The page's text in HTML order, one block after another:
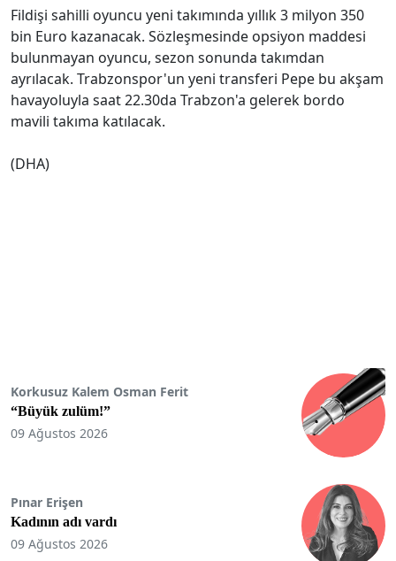
Fildişi sahilli oyuncu yeni takımında yıllık 3 milyon 350
bin Euro kazanacak. Sözleşmesinde opsiyon maddesi
bulunmayan oyuncu, sezon sonunda takımdan
ayrılacak. Trabzonspor'un yeni transferi Pepe bu akşam
havayoluyla saat 22.30da Trabzon'a gelerek bordo
mavili takıma katılacak.
(DHA)
Korkusuz Kalem Osman Ferit
“Büyük zulüm!”
09 Ağustos 2026
Pınar Erişen
Kadının adı vardı
09 Ağustos 2026